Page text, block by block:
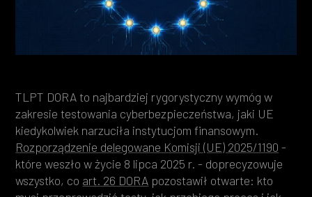
TLPT DORA to najbardziej rygorystyczny wymóg w
zakresie testowania cyberbezpieczeństwa, jaki UE
kiedykolwiek narzuciła instytucjom finansowym.
Rozporządzenie delegowane Komisji (UE) 2025/1190 -
które weszło w życie 8 lipca 2025 r. - doprecyzowuje
wszystko, co art. 26 DORA pozostawił otwarte: kto
Heading 5
Heading 6